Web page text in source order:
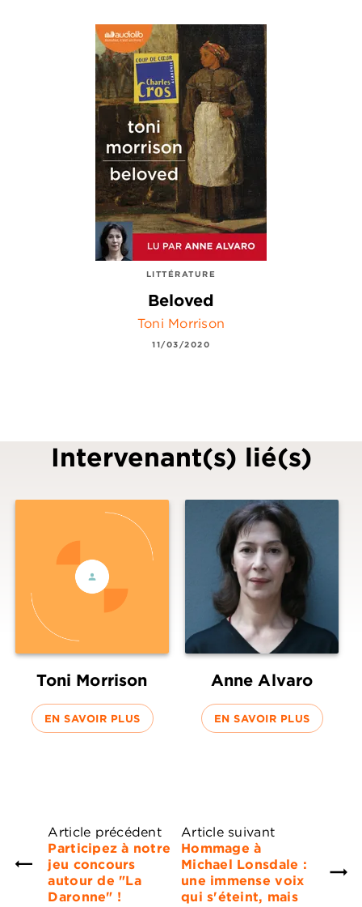
LITTÉRATURE
Beloved
Toni Morrison
11/03/2020
Intervenant(s) lié(s)
Toni Morrison
EN SAVOIR PLUS
Anne Alvaro
EN SAVOIR PLUS
Article précédent
Participez à notre
jeu concours
autour de "La
Daronne" !
Article suivant
Hommage à
Michael Lonsdale :
une immense voix
qui s'éteint, mais